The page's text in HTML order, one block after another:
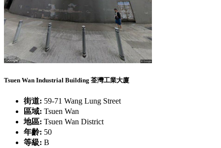
Tsuen Wan Industrial Building 荃灣工業大廈
街道: 59-71 Wang Lung Street
區域: Tsuen Wan
地區: Tsuen Wan District
年齡: 50
等級: B